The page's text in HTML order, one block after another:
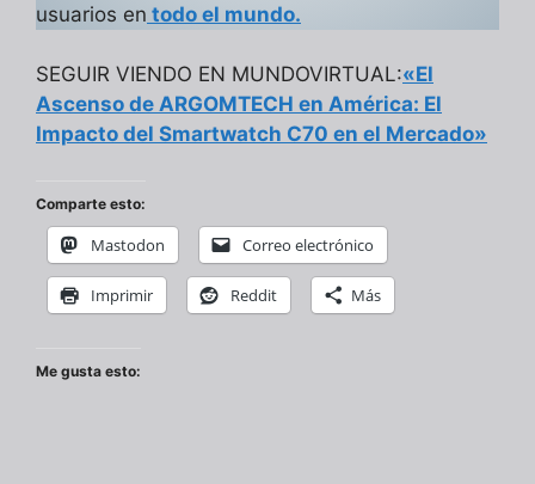
usuarios en todo el mundo.
SEGUIR VIENDO EN MUNDOVIRTUAL:«El
Ascenso de ARGOMTECH en América: El
Impacto del Smartwatch C70 en el Mercado»
Comparte esto:
Mastodon Correo electrónico
Imprimir Reddit Más
Me gusta esto: